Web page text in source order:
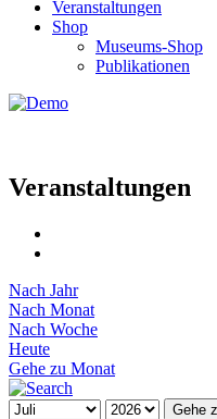
Veranstaltungen
Shop
Museums-Shop
Publikationen
Veranstaltungen
Nach Jahr
Nach Monat
Nach Woche
Heute
Gehe zu Monat
Gehe